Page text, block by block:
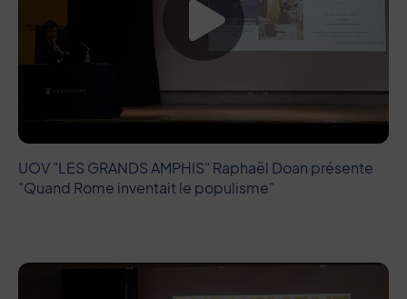
UOV "LES GRANDS AMPHIS" Raphaël Doan présente
"Quand Rome inventait le populisme"